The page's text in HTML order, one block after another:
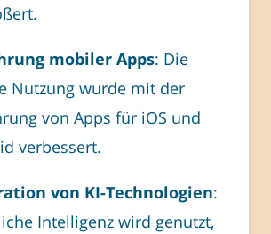
mobiler Apps: Die
Nutzung wurde mit der
von Apps für iOS und
verbessert.
von KI-Technologien:
Intelligenz wird genutzt,